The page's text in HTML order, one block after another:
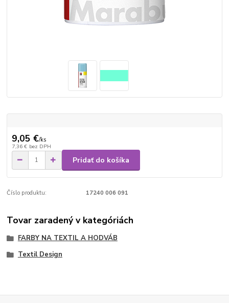
9,05 €/ks
7,36 € bez DPH
Pridať do košíka
Číslo produktu: 17240 006 091
Tovar zaradený v kategóriách
FARBY NA TEXTIL A HODVÁB
Textil Design